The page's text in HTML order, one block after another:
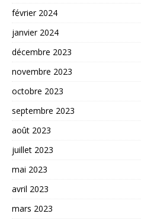
février 2024
janvier 2024
décembre 2023
novembre 2023
octobre 2023
septembre 2023
août 2023
juillet 2023
mai 2023
avril 2023
mars 2023